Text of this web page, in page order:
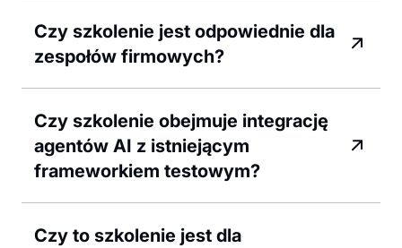
Czy szkolenie jest odpowiednie dla
zespołów firmowych?
Czy szkolenie obejmuje integrację
agentów AI z istniejącym
frameworkiem testowym?
Czy to szkolenie jest dla